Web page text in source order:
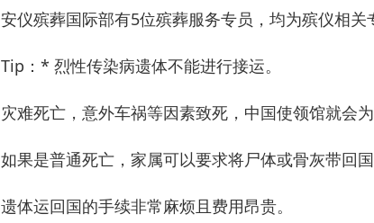
安仪殡葬国际部有5位殡葬服务专员，均为殡仪相
Tip：* 烈性传染病遗体不能进行接运。
灾难死亡，意外车祸等因素致死，中国使领馆就会
如果是普通死亡，家属可以要求将尸体或骨灰带回国
遗体运回国的手续非常麻烦且费用昂贵。